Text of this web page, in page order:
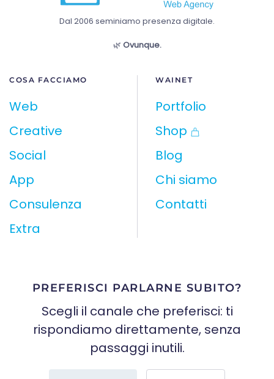
Dal 2006 seminiamo presenza digitale.
🌿 Ovunque.
COSA FACCIAMO
Web
Creative
Social
App
Consulenza
Extra
WAINET
Portfolio
Shop
Blog
Chi siamo
Contatti
PREFERISCI PARLARNE SUBITO?
Scegli il canale che preferisci: ti
rispondiamo direttamente, senza
passaggi inutili.